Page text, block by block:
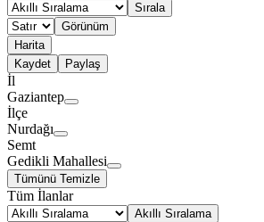
Sırala
Görünüm
Harita
Kaydet
Paylaş
İl
Gaziantep
İlçe
Nurdağı
Semt
Gedikli Mahallesi
Tümünü Temizle
Tüm İlanlar
Akıllı Sıralama